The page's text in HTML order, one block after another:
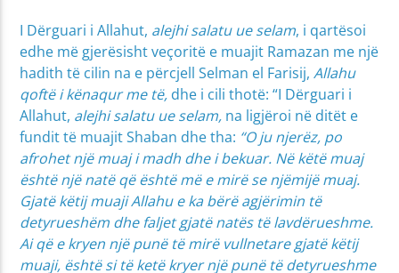
I Dërguari i Allahut, alejhi salatu ue selam, i qartësoi
edhe më gjerësisht veçoritë e muajit Ramazan me një
hadith të cilin na e përcjell Selman el Farisij,Allahu
qoftë i kënaqur me të, dhe i cili thotë: “I Dërguari i
Allahut, alejhi salatu ue selam, na ligjëroi në ditët e
fundit të muajit Shaban dhe tha: “O ju njerëz, po
afrohet një muaj i madh dhe i bekuar. Në këtë muaj
është një natë që është më e mirë se njëmijë muaj.
Gjatë këtij muaji Allahu e ka bërë agjërimin të
detyrueshëm dhe faljet gjatë natës të lavdërueshme.
Ai që e kryen një punë të mirë vullnetare gjatë këtij
muaji, është si të ketë kryer një punë të detyrueshme